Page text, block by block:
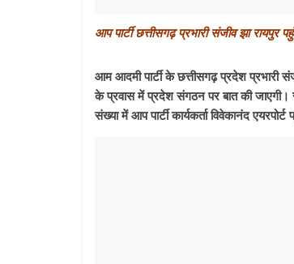
आप पार्टी छत्तीसगढ़ प्रभारी संजीव झा रायपुर
आम आदमी पार्टी के छत्तीसगढ़ प्रदेश प्रभारी
के प्रवास में प्रदेश संगठन पर बात की जाएगी।
संख्या में आप पार्टी कार्यकर्ता विवेकानंद